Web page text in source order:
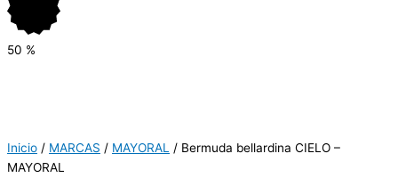
50 %
Inicio / MARCAS / MAYORAL
/ Bermuda bellardina CIELO –
MAYORAL